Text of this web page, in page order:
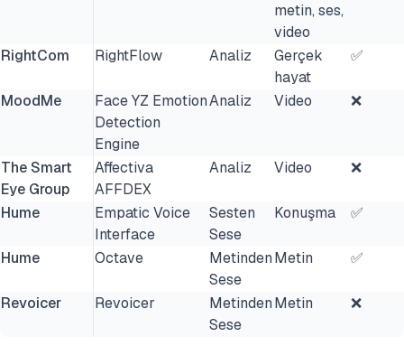
metin, ses,
video
RightCom RightFlow Analiz
Gerçek
hayat
✅
MoodMe
Face YZ Emotion
Detection
Engine
Analiz Video ❌
The Smart
Eye Group
Affectiva
AFFDEX
Analiz Video ❌
Hume
Empatic Voice
Interface
Sesten
Sese
Konuşma ✅
Hume Octave
Metinden
Sese
Metin ✅
Revoicer Revoicer
Metinden
Sese
Metin ❌